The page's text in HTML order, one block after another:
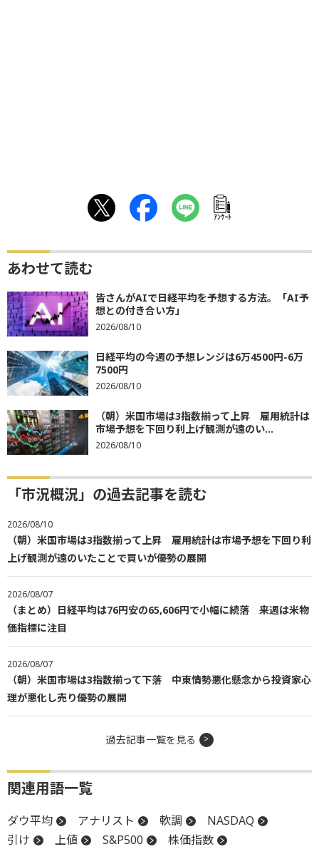
ｱﾝｹｰﾄ
あわせて読む
皆さんがAIで日経平均を予想する方法。「AI予
想との付き合い方」
2026/08/10
日経平均の今週の予想レンジは6万4500円-6万
7500円
2026/08/10
（朝）米国市場は3指数揃って上昇 雇用統計は
市場予想を下回り利上げ観測が遠のい...
2026/08/10
「市況概況」の過去記事を読む
2026/08/10
（朝）米国市場は3指数揃って上昇 雇用統計は市場予想を下回り利
上げ観測が遠のいたことで買いが優勢の展開
2026/08/07
（まとめ）日経平均は76円安の65,606円で小幅に続落 来週は米物
価指標に注目
2026/08/07
（朝）米国市場は3指数揃って下落 中東情勢悪化懸念から投資家心
理が悪化し売り優勢の展開
過去記事一覧を見る
関連用語一覧
ダウ平均 アナリスト 軟調
NASDAQ
引け
上値 S&P500
株価指数